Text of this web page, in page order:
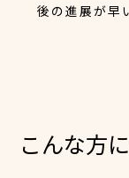
後の進展が早
こんな方